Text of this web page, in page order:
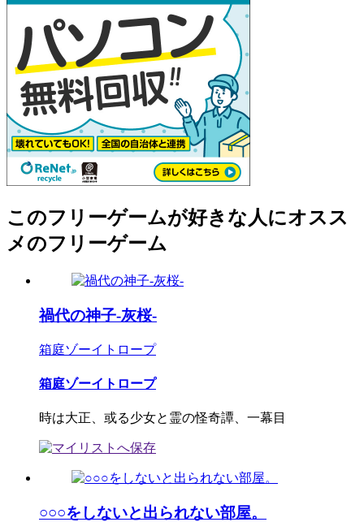
このフリーゲームが好きな人にオスス
メのフリーゲーム
禍代の神子-灰桜-
箱庭ゾーイトロープ
箱庭ゾーイトロープ
時は大正、或る少女と霊の怪奇譚、一幕目
○○○をしないと出られない部屋。